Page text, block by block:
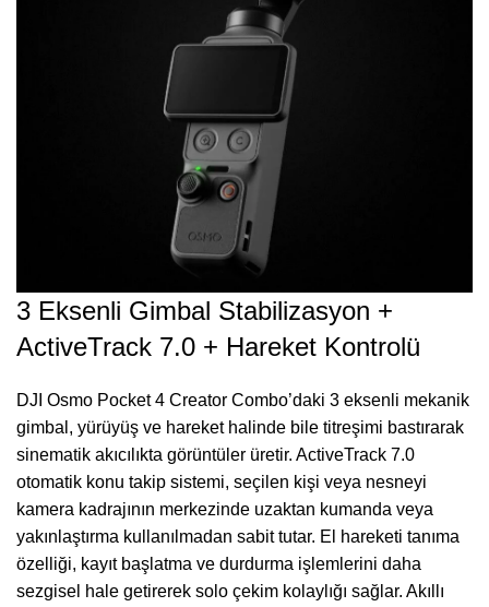
3 Eksenli Gimbal Stabilizasyon +
ActiveTrack 7.0 + Hareket Kontrolü
DJI Osmo Pocket 4 Creator Combo’daki 3 eksenli mekanik
gimbal, yürüyüş ve hareket halinde bile titreşimi bastırarak
sinematik akıcılıkta görüntüler üretir. ActiveTrack 7.0
otomatik konu takip sistemi, seçilen kişi veya nesneyi
kamera kadrajının merkezinde uzaktan kumanda veya
yakınlaştırma kullanılmadan sabit tutar. El hareketi tanıma
özelliği, kayıt başlatma ve durdurma işlemlerini daha
sezgisel hale getirerek solo çekim kolaylığı sağlar. Akıllı